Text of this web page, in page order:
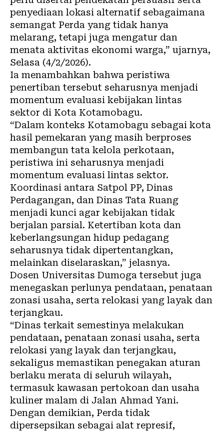
penyediaan lokasi alternatif sebagaimana
semangat Perda yang tidak hanya
melarang, tetapi juga mengatur dan
menata aktivitas ekonomi warga,” ujarnya,
Selasa (4/2/2026).
Ia menambahkan bahwa peristiwa
penertiban tersebut seharusnya menjadi
momentum evaluasi kebijakan lintas
sektor di Kota Kotamobagu.
“Dalam konteks Kotamobagu sebagai kota
hasil pemekaran yang masih berproses
membangun tata kelola perkotaan,
peristiwa ini seharusnya menjadi
momentum evaluasi lintas sektor.
Koordinasi antara Satpol PP, Dinas
Perdagangan, dan Dinas Tata Ruang
menjadi kunci agar kebijakan tidak
berjalan parsial. Ketertiban kota dan
keberlangsungan hidup pedagang
seharusnya tidak dipertentangkan,
melainkan diselaraskan,” jelasnya.
Dosen Universitas Dumoga tersebut juga
menegaskan perlunya pendataan, penataan
zonasi usaha, serta relokasi yang layak dan
terjangkau.
“Dinas terkait semestinya melakukan
pendataan, penataan zonasi usaha, serta
relokasi yang layak dan terjangkau,
sekaligus memastikan penegakan aturan
berlaku merata di seluruh wilayah,
termasuk kawasan pertokoan dan usaha
kuliner malam di Jalan Ahmad Yani.
Dengan demikian, Perda tidak
dipersepsikan sebagai alat represif,